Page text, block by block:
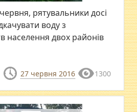
рятувальники досі
воду з
населення двох районів
27 червня 2016 1300